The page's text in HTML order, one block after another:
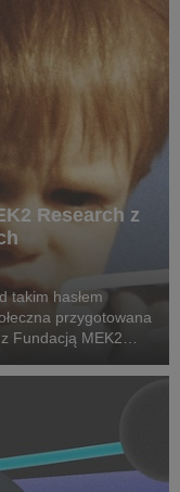
Research z
takim hasłem
przygotowana
Fundacją MEK2
pac...